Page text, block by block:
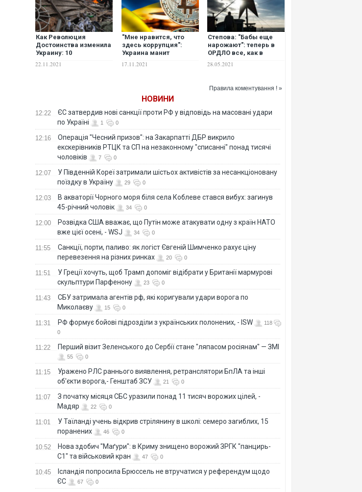
Как Революция
Достоинства изменила
Украину: 10
22.11.2021
"Мне нравится, что
здесь коррупция":
Украина манит
дешевизной и рейв-
17.11.2021
Степова: "Бабы еще
нарожают": теперь в
ОРДЛО все, как в
28.05.2021
Правила коментування ! »
НОВИНИ
12:22
ЄС затвердив нові санкції проти РФ у відповідь на масовані удари
по Україні
1 0
12:16
Операція "Чесний призов": на Закарпатті ДБР викрило
екскерівників РТЦК та СП на незаконному "списанні" понад тисячі
чоловіків
7 0
12:07
У Південній Кореї затримали шістьох активістів за несанкціоновану
поїздку в Україну
29 0
12:03
В акваторії Чорного моря біля села Коблеве стався вибух: загинув
45-річний чоловік
34 0
12:00
Розвідка США вважає, що Путін може атакувати одну з країн НАТО
вже цієї осені, - WSJ
34 0
11:55
Санкції, порти, паливо: як логіст Євгеній Шимченко рахує ціну
перевезення на різних ринках
20 0
11:51
У Греції хочуть, щоб Трамп допоміг відібрати у Британії мармурові
скульптури Парфенону
23 0
11:43
СБУ затримала агентів рф, які коригували удари ворога по
Миколаєву
15 0
11:31 РФ формує бойові підрозділи з українських полонених, - ISW
118
0
11:22 Перший візит Зеленського до Сербії стане "ляпасом росіянам" — ЗМІ
55 0
11:15
Уражено РЛС раннього виявлення, ретранслятори БпЛА та інші
об'єкти ворога,- Генштаб ЗСУ
21 0
11:07
З початку місяця СБС уразили понад 11 тисяч ворожих цілей, -
Мадяр
22 0
11:01
У Таїланді учень відкрив стрілянину в школі: семеро загиблих, 15
поранених
46 0
10:52
Нова здобич "Маґури": в Криму знищено ворожий ЗРГК "панцирь-
С1" та військовий кран
47 0
10:45
Ісландія попросила Брюссель не втручатися у референдум щодо
ЄС
67 0